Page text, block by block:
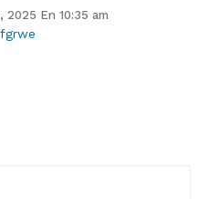
2025 En 10:35 am